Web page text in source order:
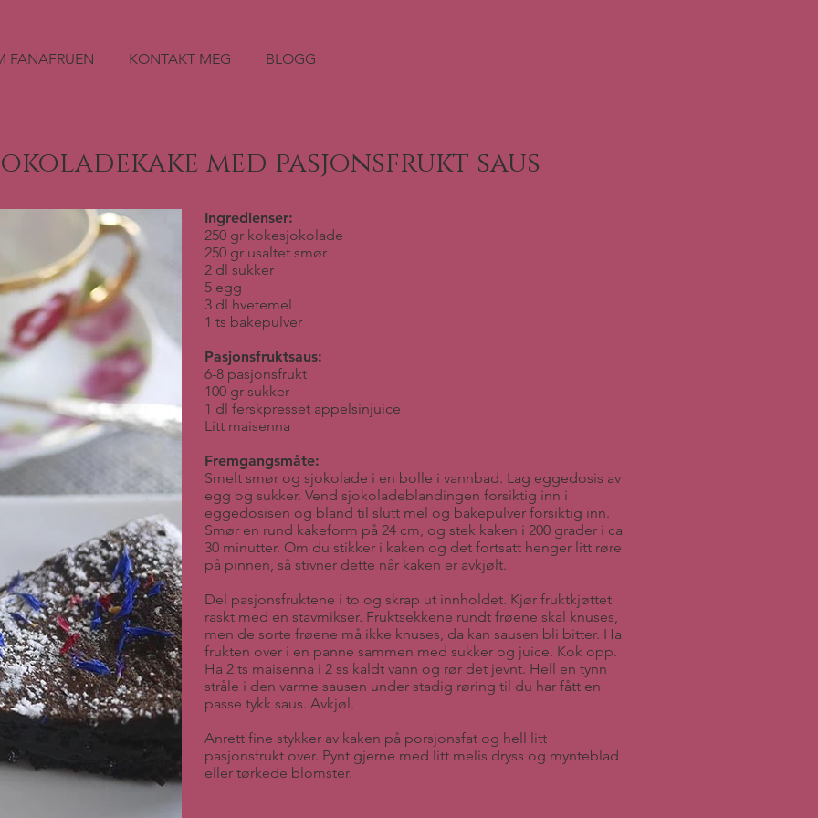
FANAFRUEN KONTAKT MEG BLOGG
med pasjonsfrukt saus
Ingredienser:
250 gr kokesjokolade
250 gr usaltet smør
2 dl sukker
5 egg
3 dl hvetemel
1 ts bakepulver
Pasjonsfruktsaus:
6-8 pasjonsfrukt
100 gr sukker
1 dl ferskpresset appelsinjuice
Litt maisenna
Fremgangsmåte:
Smelt smør og sjokolade i en bolle i vannbad. Lag eggedosis av
egg og sukker. Vend sjokoladeblandingen forsiktig inn i
eggedosisen og bland til slutt mel og bakepulver forsiktig inn.
Smør en rund kakeform på 24 cm, og stek kaken i 200 grader i ca
30 minutter. Om du stikker i kaken og det fortsatt henger litt røre
på pinnen, så stivner dette når kaken er avkjølt.
Del pasjonsfruktene i to og skrap ut innholdet. Kjør fruktkjøttet
raskt med en stavmikser. Fruktsekkene rundt frøene skal knuses,
men de sorte frøene må ikke knuses, da kan sausen bli bitter. Ha
frukten over i en panne sammen med sukker og juice. Kok opp.
Ha 2 ts maisenna i 2 ss kaldt vann og rør det jevnt. Hell en tynn
stråle i den varme sausen under stadig røring til du har fått en
passe tykk saus. Avkjøl.
Anrett fine stykker av kaken på porsjonsfat og hell litt
pasjonsfrukt over. Pynt gjerne med litt melis dryss og mynteblad
eller tørkede blomster.